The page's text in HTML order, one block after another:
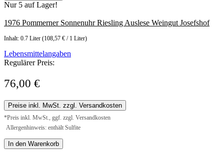
Nur 5 auf Lager!
1976 Pommerner Sonnenuhr Riesling Auslese Weingut Josefshof
Inhalt: 0.7 Liter (108,57 € / 1 Liter)
Lebensmittelangaben
Regulärer Preis:
76,00 €
Preise inkl. MwSt. zzgl. Versandkosten
*Preis inkl. MwSt., ggf. zzgl. Versandkosten
Allergenhinweis: enthält Sulfite
In den Warenkorb